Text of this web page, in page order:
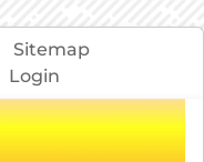
Sitemap
Login